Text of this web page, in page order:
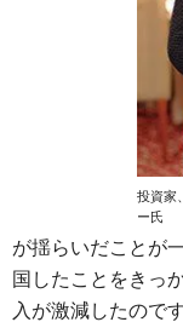
投資家
ー氏
が揺らいだことが
国したことをきっ
入が激減したので